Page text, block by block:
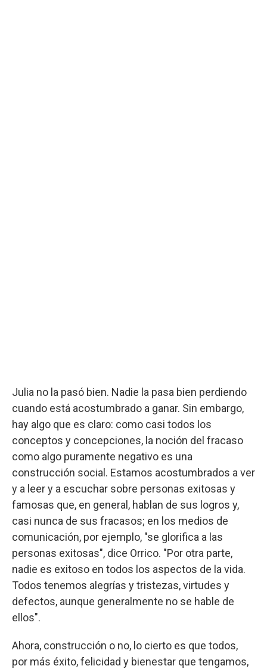
Julia no la pasó bien. Nadie la pasa bien perdiendo
cuando está acostumbrado a ganar. Sin embargo,
hay algo que es claro: como casi todos los
conceptos y concepciones, la noción del fracaso
como algo puramente negativo es una
construcción social. Estamos acostumbrados a ver
y a leer y a escuchar sobre personas exitosas y
famosas que, en general, hablan de sus logros y,
casi nunca de sus fracasos; en los medios de
comunicación, por ejemplo, "se glorifica a las
personas exitosas", dice Orrico. "Por otra parte,
nadie es exitoso en todos los aspectos de la vida.
Todos tenemos alegrías y tristezas, virtudes y
defectos, aunque generalmente no se hable de
ellos".
Ahora, construcción o no, lo cierto es que todos,
por más éxito, felicidad y bienestar que tengamos,